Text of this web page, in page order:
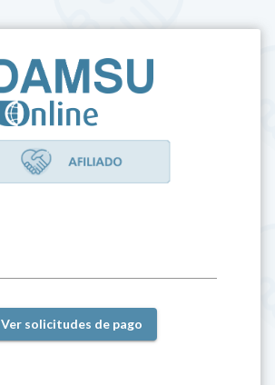
Ver solicitudes de pago